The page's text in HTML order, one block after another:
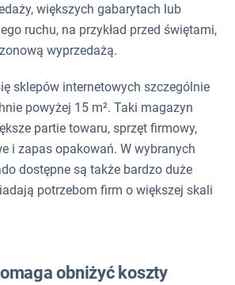
większych gabarytach lub
ruchu, na przykład przed świętami,
wyprzedażą.
sklepów internetowych szczególnie
powyżej 15 m². Taki magazyn
partie towaru, sprzęt firmowy,
i zapas opakowań. W wybranych
dostępne są także bardzo duże
potrzebom firm o większej skali
obniżyć koszty